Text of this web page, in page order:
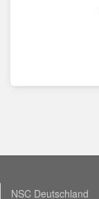
NSC Deutschland